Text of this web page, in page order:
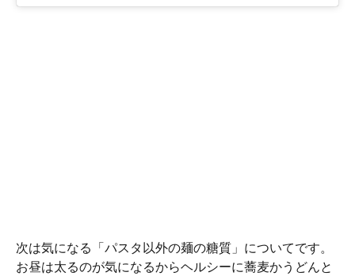
次は気になる「パスタ以外の麺の糖質」についてです。
お昼は太るのが気になるからヘルシーに蕎麦かうどんと